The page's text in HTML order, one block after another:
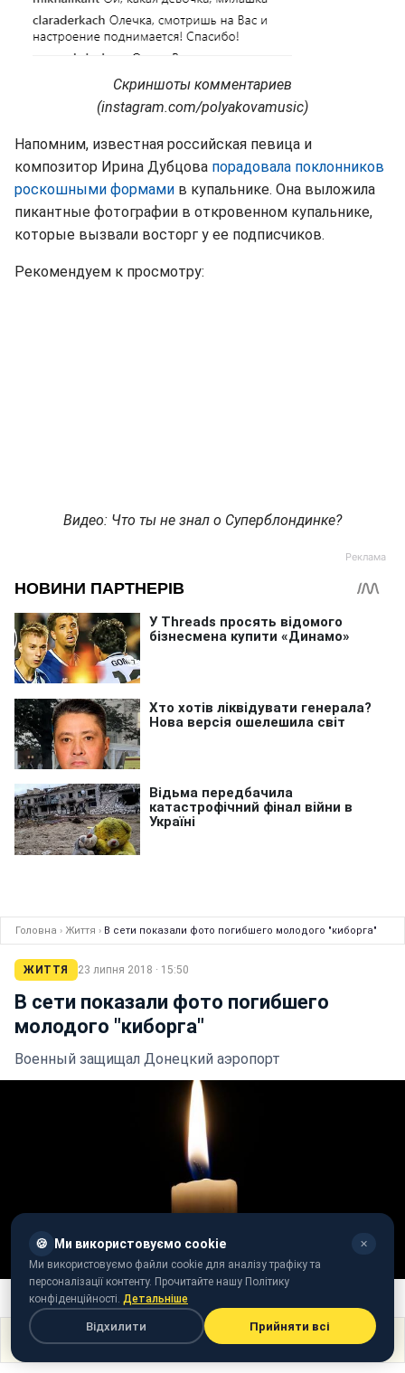
Скриншоты комментариев
(instagram.com/polyakovamusic)
Напомним, известная российская певица и
композитор Ирина Дубцова порадовала поклонников
роскошными формами в купальнике. Она выложила
пикантные фотографии в откровенном купальнике,
которые вызвали восторг у ее подписчиков.
Рекомендуем к просмотру:
Видео: Что ты не знал о Суперблондинке?
Головна › Життя › В сети показали фото погибшего молодого "киборга"
ЖИТТЯ 23 липня 2018 · 15:50
В сети показали фото погибшего
молодого "киборга"
Военный защищал Донецкий аэропорт
Фото: pixabay
Поділитися
🍪 Ми використовуємо cookie ✕
Ми використовуємо файли cookie для аналізу трафіку та
персоналізації контенту. Прочитайте нашу Політику
конфіденційності. Детальніше
Відхилити Прийняти всі